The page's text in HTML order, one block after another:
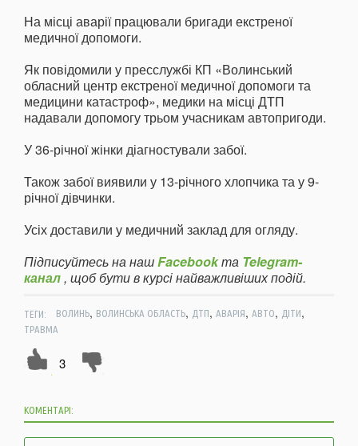
На місці аварії працювали бригади екстреної
медичної допомоги.
Як повідомили у пресслужбі КП «Волинський
обласний центр екстреної медичної допомоги та
медицини катастроф», медики на місці ДТП
надавали допомогу трьом учасникам автопригоди.
У 36-річної жінки діагностували забої.
Також забої виявили у 13-річного хлопчика та у 9-
річної дівчинки.
Усіх доставили у медичний заклад для огляду.
Підписуйтесь на нашFacebookта Telegram-
канал, щоб бути в курсі найважливіших подій.
ТЕГИ: ВОЛИНЬ, ВОЛИНСЬКА ОБЛАСТЬ, ДТП, АВАРІЯ, АВТО, ДІТИ,
ТРАВМА
3
КОМЕНТАРІ: